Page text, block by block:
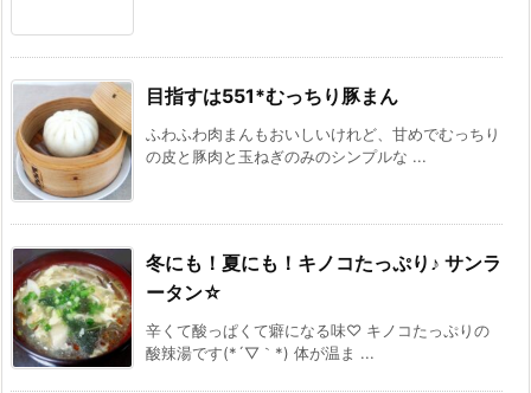
目指すは551*むっちり豚まん
ふわふわ肉まんもおいしいけれど、甘めでむっちり
の皮と豚肉と玉ねぎのみのシンプルな ...
冬にも！夏にも！キノコたっぷり♪ サンラ
ータン☆
辛くて酸っぱくて癖になる味♡ キノコたっぷりの
酸辣湯です(*´▽｀*) 体が温ま ...